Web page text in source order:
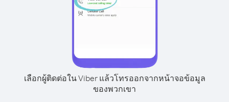
เลือกผู้ติดต่อใน Viber แล้วโทรออกจากหน้าจอข้อมูล
ของพวกเขา